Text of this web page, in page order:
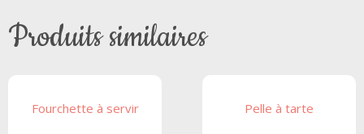
Produits similaires
Fourchette à servir Pelle à tarte